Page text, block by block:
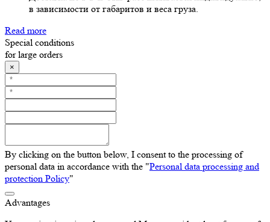
в зависимости от габаритов и веса груза.
Read more
Special conditions
for large orders
×
By clicking on the button below, I consent to the processing of
personal data in accordance with the "Personal data processing and
protection Policy"
Advantages